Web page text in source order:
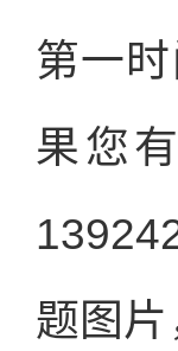
第一
果您
题图